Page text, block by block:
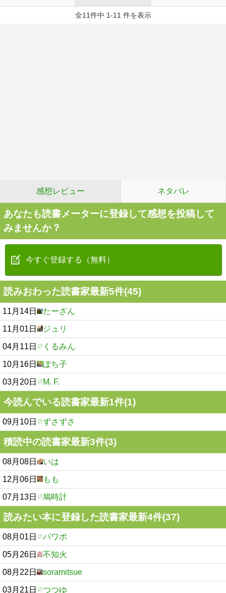
全11件中 1-11 件を表示
感想レビュー ネタバレ
あなたも読書メーターに登録して感想を投稿して
みませんか？
今すぐ登録する（無料）
読みおわった読書家最新5件(45)
11月14日 たーざん
11月01日 ジュリ
04月11日 くるみん
10月16日 ぽち子
03月20日 M. F.
今読んでいる読書家最新1件(1)
09月10日 ずさずさ
積読中の読書家最新3件(3)
08月08日 いは
12月06日 もも
07月13日 鳩時計
読みたい本に登録した読書家最新4件(37)
08月01日 パワポ
05月26日 不知火
08月22日 soramitsue
03月21日 つつゆ